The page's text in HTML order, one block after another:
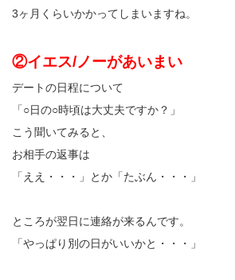
3ヶ月くらいかかってしまいますね。
②イエス/ノーがあいまい
デートの日程について
「○日の○時頃は大丈夫ですか？」
こう聞いてみると、
お相手の返事は
「ええ・・・」とか「たぶん・・・」
ところが翌日に連絡が来るんです。
「やっぱり別の日がいいかと・・・」